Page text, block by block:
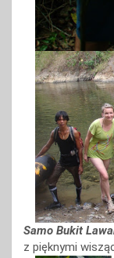
Samo Bukit
z pięknymi